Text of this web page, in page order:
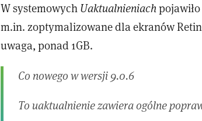
W systemowych Uaktualnieniach
m.in. zoptymalizowane dla ekranów
uwaga, ponad 1GB.
Co nowego w wersji 9.0.6
To uaktualnienie zawiera ogólne